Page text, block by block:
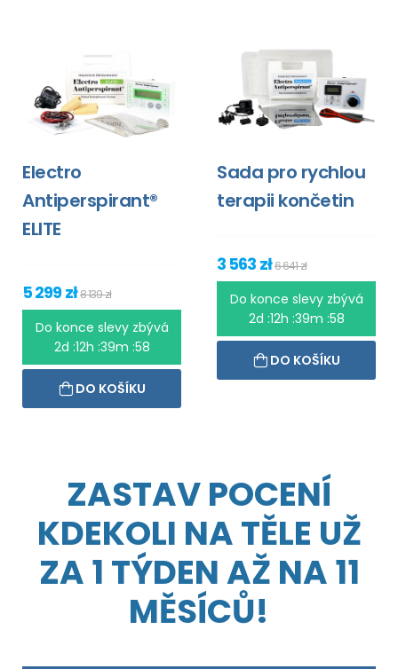
Electro
Antiperspirant®
ELITE
5 299 zł8 139 zł
Do konce slevy zbývá
2d :12h :39m :58
DO KOŠÍKU
Sada pro rychlou
terapii končetin
3 563 zł6 641 zł
Do konce slevy zbývá
2d :12h :39m :58
DO KOŠÍKU
ZASTAV POCENÍ
KDEKOLI NA TĚLE UŽ
ZA 1 TÝDEN AŽ NA 11
MĚSÍCŮ!